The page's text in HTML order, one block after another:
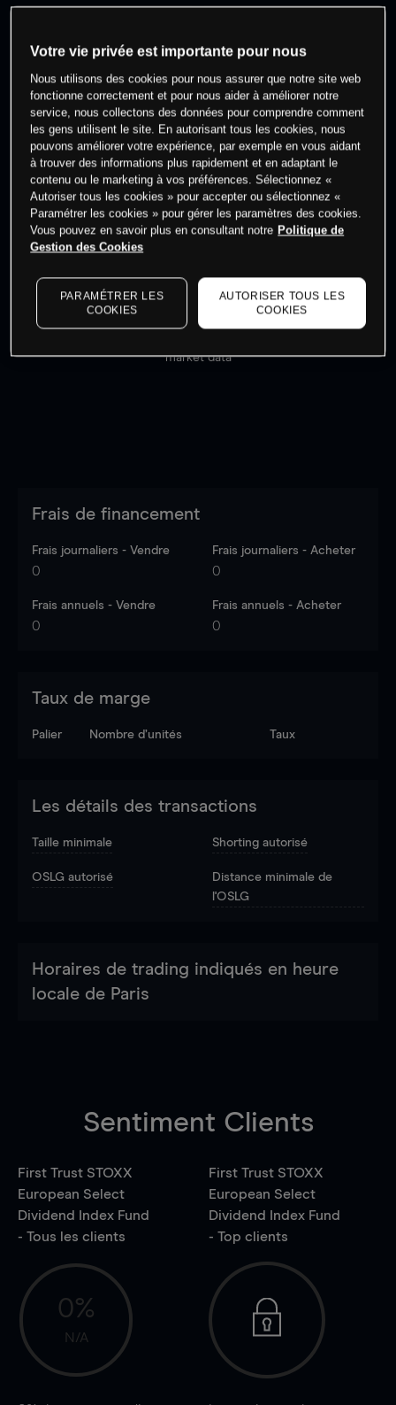
- -
0% des clients ont une position àsur
cet actif
Commencez à trader
Les prix sont indicatifs. Connectez-vous pour voir les
market data
Frais de financement
Frais journaliers - Vendre
0
Frais journaliers - Acheter
0
Frais annuels - Vendre
0
Frais annuels - Acheter
0
Taux de marge
Palier Nombre d’unités Taux
Les détails des transactions
Taille minimale Shorting autorisé
OSLG autorisé
Distance minimale de
l'OSLG
Horaires de trading indiqués en heure
locale de Paris
Sentiment Clients
First Trust STOXX
European Select
Dividend Index Fund
- Tous les clients
0%
N/A
First Trust STOXX
European Select
Dividend Index Fund
- Top clients
Votre vie privée est importante pour nous
Nous utilisons des cookies pour nous assurer que notre site web
fonctionne correctement et pour nous aider à améliorer notre
service, nous collectons des données pour comprendre comment
les gens utilisent le site. En autorisant tous les cookies, nous
pouvons améliorer votre expérience, par exemple en vous aidant
à trouver des informations plus rapidement et en adaptant le
contenu ou le marketing à vos préférences. Sélectionnez «
Autoriser tous les cookies » pour accepter ou sélectionnez «
Paramétrer les cookies » pour gérer les paramètres des cookies.
Vous pouvez en savoir plus en consultant notre Politique de
Gestion des Cookies
PARAMÉTRER LES
COOKIES
AUTORISER TOUS LES
COOKIES